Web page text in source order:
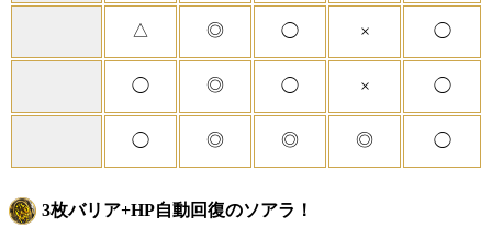
△ ◎ ◯ × ◯
◯ ◎ ◯ × ◯
◯ ◎ ◎ ◎ ◯
3枚バリア+HP自動回復のソアラ！